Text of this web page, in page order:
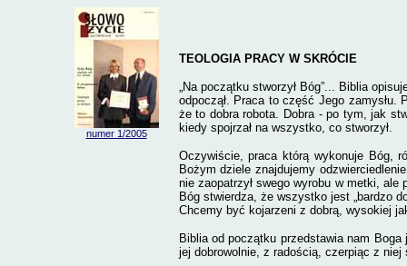
numer 1/2005
TEOLOGIA PRACY W SKRÓCIE
„Na początku stworzył Bóg”... Biblia
odpoczął. Praca to część Jego zamysłu.
że to dobra robota. Dobra - po tym, jak
kiedy spojrzał na wszystko, co stworzył.
Oczywiście, praca którą wykonuje Bóg,
Bożym dziele znajdujemy
nie zaopatrzył swego wyrobu w metki,
Bóg stwierdza, że wszystko jest „bardzo
Chcemy być kojarzeni z dobrą, wysokiej
Biblia od początku przedstawia nam
jej dobrowolnie, z radością, czerpiąc z niej